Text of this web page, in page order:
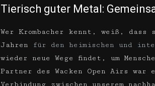
Tierisch guter Metal:
Wer Krombacher kennt, weiß, dass
Jahren
für den heimischen und
wieder neue Wege findet, um
Partner des Wacken Open Airs